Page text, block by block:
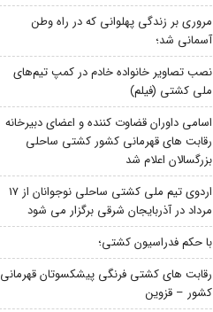
مروری بر زندگی پهلوانی که در راه وطن
آسمانی شد؛
نصب تصاویر خانواده خادم در کمپ تیم‌های
ملی کشتی (فیلم)
اسامی داوران قضاوت کننده و اعضای دبیرخانه
رقابت های قهرمانی کشور کشتی ساحلی
بزرگسالان اعلام شد
اردوی تیم ملی کشتی ساحلی نوجوانان از 17
مرداد در آذربایجان شرقی برگزار می شود
با حکم فدراسیون کشتی؛
رقابت های کشتی فرنگی پیشکسوتان قهرمانی
کشور – قزوین